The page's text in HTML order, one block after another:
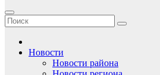
Новости
Новости района